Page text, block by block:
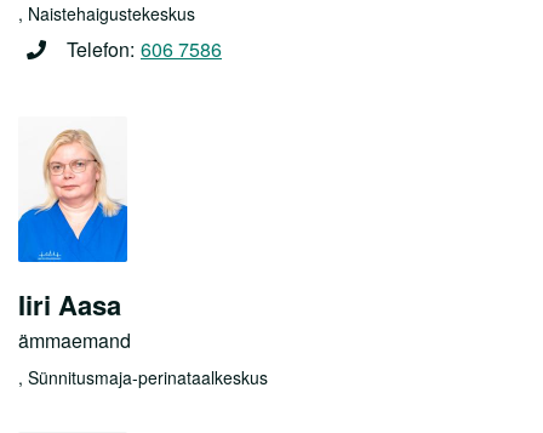
, Naistehaigustekeskus
Telefon: 606 7586
Iiri Aasa
ämmaemand
, Sünnitusmaja-perinataalkeskus